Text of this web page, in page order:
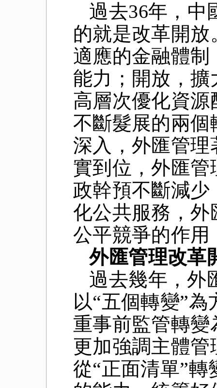
過去36年，中
的就是改革開
適應的金融體
能力；開放，
高層次優化資
不斷髮展的兩
深入，外匯管理
實到位，外匯
政幹預不斷減
化公共服務，
公平競爭的作
外匯管理改革
過去幾年，外
以“五個轉變”
重事前監管轉
更加強調主體管
從“正面清單”